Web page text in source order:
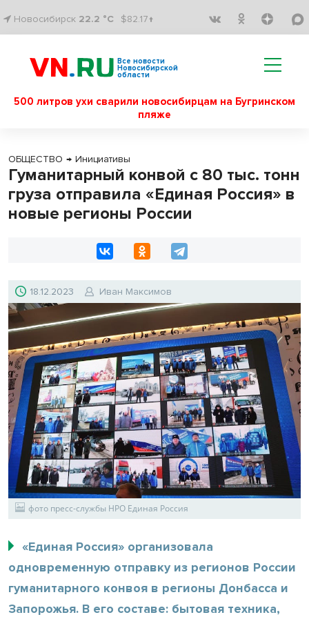
Новосибирск 22.2 °C $82.17↑
Все новости
Новосибирской
области
500 литров ухи сварили новосибирцам на Бугринском
пляже
ОБЩЕСТВО → Инициативы
Гуманитарный конвой с 80 тыс. тонн
груза отправила «Единая Россия» в
новые регионы России
18.12.2023 Иван Максимов
фото пресс-службы НРО Единая Россия
«Единая Россия» организовала
одновременную отправку из регионов России
гуманитарного конвоя в регионы Донбасса и
Запорожья. В его составе: бытовая техника,